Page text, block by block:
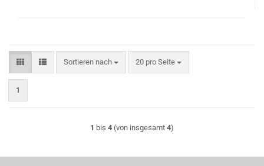
Sortieren nach
Sortieren nach 20 pro Seite
pro Seite
1
1 bis 4 (von insgesamt 4)